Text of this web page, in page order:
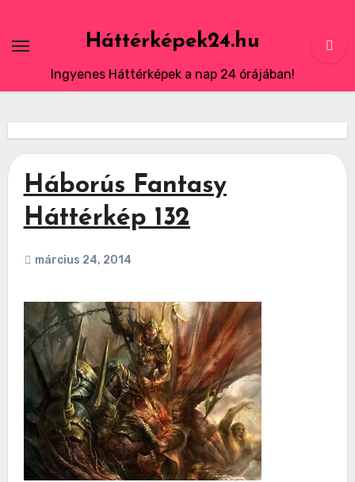
content
Háttérképek24.hu
Ingyenes Háttérképek a nap 24 órájában!
Háborús Fantasy
Háttérkép 132
március 24, 2014